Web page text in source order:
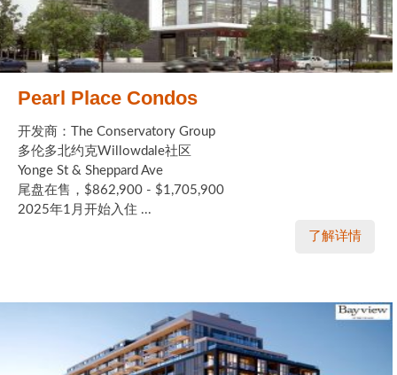
Pearl Place Condos
开发商：The Conservatory Group
多伦多北约克Willowdale社区
Yonge St & Sheppard Ave
尾盘在售，$862,900 - $1,705,900
2025年1月开始入住 ...
了解详情